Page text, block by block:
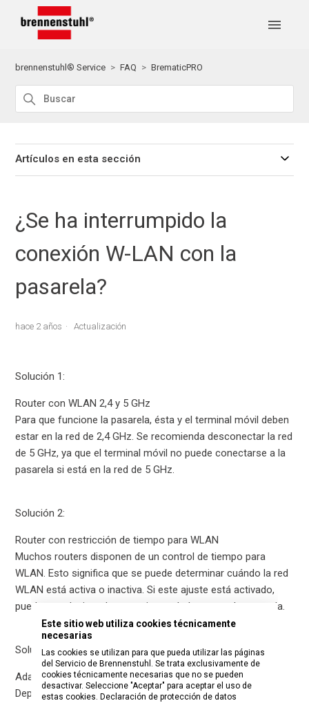
brennenstuhl® Service FAQ BrematicPRO
Artículos en esta sección
¿Se ha interrumpido la
conexión W-LAN con la
pasarela?
hace 2 años Actualización
Solución 1:
Router con WLAN 2,4 y 5 GHz
Para que funcione la pasarela, ésta y el terminal móvil deben
estar en la red de 2,4 GHz. Se recomienda desconectar la red
de 5 GHz, ya que el terminal móvil no puede conectarse a la
pasarela si está en la red de 5 GHz.
Solución 2:
Router con restricción de tiempo para WLAN
Muchos routers disponen de un control de tiempo para
WLAN. Esto significa que se puede determinar cuándo la red
WLAN está activa o inactiva. Si este ajuste está activado,
pueden producirse desconexiones de Internet a la pasarela.
Solución 3:
Adaptar el cifrado WLAN
Dependiendo del fabricante del router, pueden producirse
Este sitio web utiliza cookies técnicamente
necesarias
Las cookies se utilizan para que pueda utilizar las páginas
del Servicio de Brennenstuhl. Se trata exclusivamente de
cookies técnicamente necesarias que no se pueden
desactivar. Seleccione "Aceptar" para aceptar el uso de
estas cookies. Declaración de protección de datos